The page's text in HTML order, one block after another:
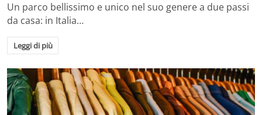
Un parco bellissimo e unico nel suo genere a due passi
da casa: in Italia…
Leggi di più